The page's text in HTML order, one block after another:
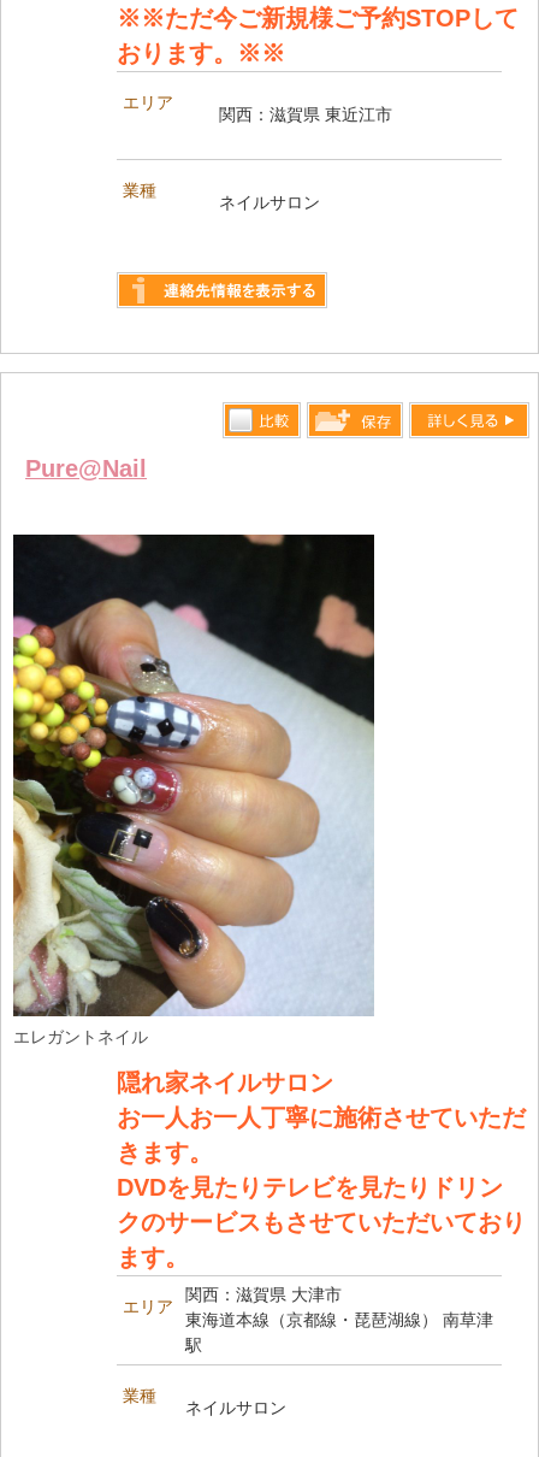
※※ただ今ご新規様ご予約STOPして
おります。※※
エリア
関西：滋賀県 東近江市
業種
ネイルサロン
Pure@Nail
します
エレガントネイル
隠れ家ネイルサロン
お一人お一人丁寧に施術させていただ
きます。
DVDを見たりテレビを見たりドリン
クのサービスもさせていただいており
ます。
エリア
関西：滋賀県 大津市
東海道本線（京都線・琵琶湖線） 南草津
駅
業種
ネイルサロン